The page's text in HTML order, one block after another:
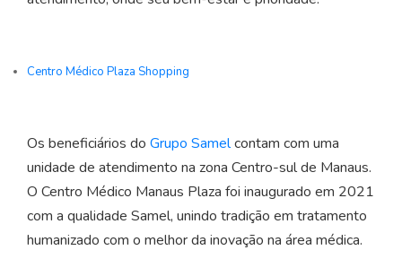
Centro Médico Plaza Shopping
Os beneficiários do Grupo Samelcontam com uma
unidade de atendimento na zona Centro-sul de Manaus.
O Centro Médico Manaus Plaza foi inaugurado em 2021
com a qualidade Samel, unindo tradição em tratamento
humanizado com o melhor da inovação na área médica.